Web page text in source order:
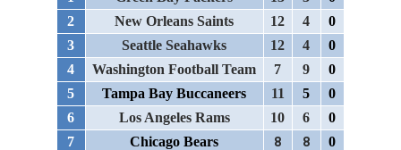
2
New Orleans Saints 12 4
0
3
Seattle Seahawks 12 4
0
4
Washington Football Team 7 9
0
5
Tampa Bay Buccaneers 11 5
0
6
Los Angeles Rams 10 6
0
7
Chicago Bears 8 8
0